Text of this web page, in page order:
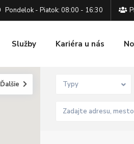
Pondelok - Piatok: 08:00 - 16:30
Služby Kariéra u nás
Ďalšie Typy